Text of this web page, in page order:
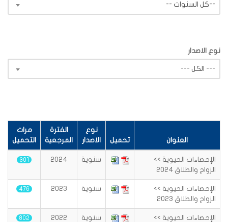
-- كل السنوات--
نوع الاصدار
--- الكل ---
العنوان تحميل
نوع
الاصدار
الفترة
المرجعية
مرات
التحميل
الإحصاءات الحيوية >>
الزواج والطلاق 2024
سنوية 2024
301
الإحصاءات الحيوية >>
الزواج والطلاق 2023
سنوية 2023
476
الإحصاءات الحيوية >>
سنوية 2022
802